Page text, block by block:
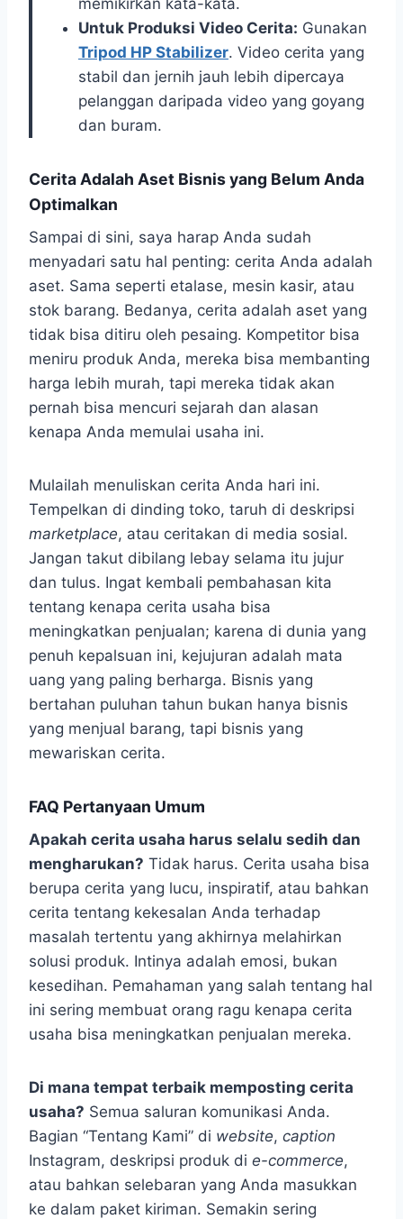
Untuk Produksi Video Cerita: Gunakan
Tripod HP Stabilizer. Video cerita yang
stabil dan jernih jauh lebih dipercaya
pelanggan daripada video yang goyang
dan buram.
Cerita Adalah Aset Bisnis yang Belum Anda
Optimalkan
Sampai di sini, saya harap Anda sudah
menyadari satu hal penting: cerita Anda adalah
aset. Sama seperti etalase, mesin kasir, atau
stok barang. Bedanya, cerita adalah aset yang
tidak bisa ditiru oleh pesaing. Kompetitor bisa
meniru produk Anda, mereka bisa membanting
harga lebih murah, tapi mereka tidak akan
pernah bisa mencuri sejarah dan alasan
kenapa Anda memulai usaha ini.
Mulailah menuliskan cerita Anda hari ini.
Tempelkan di dinding toko, taruh di deskripsi
marketplace, atau ceritakan di media sosial.
Jangan takut dibilang lebay selama itu jujur
dan tulus. Ingat kembali pembahasan kita
tentang kenapa cerita usaha bisa
meningkatkan penjualan; karena di dunia yang
penuh kepalsuan ini, kejujuran adalah mata
uang yang paling berharga. Bisnis yang
bertahan puluhan tahun bukan hanya bisnis
yang menjual barang, tapi bisnis yang
mewariskan cerita.
FAQ Pertanyaan Umum
Apakah cerita usaha harus selalu sedih dan
mengharukan? Tidak harus. Cerita usaha bisa
berupa cerita yang lucu, inspiratif, atau bahkan
cerita tentang kekesalan Anda terhadap
masalah tertentu yang akhirnya melahirkan
solusi produk. Intinya adalah emosi, bukan
kesedihan. Pemahaman yang salah tentang hal
ini sering membuat orang ragu kenapa cerita
usaha bisa meningkatkan penjualan mereka.
Di mana tempat terbaik memposting cerita
usaha? Semua saluran komunikasi Anda.
Bagian “Tentang Kami” di website, caption
Instagram, deskripsi produk di e-commerce,
atau bahkan selebaran yang Anda masukkan
ke dalam paket kiriman. Semakin sering